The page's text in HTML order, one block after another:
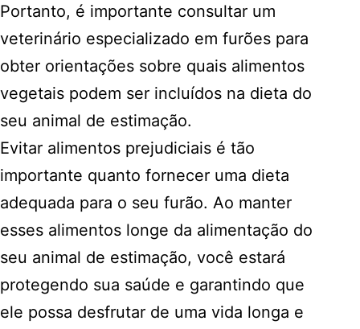
Portanto, é importante consultar um
veterinário especializado em furões para
obter orientações sobre quais alimentos
vegetais podem ser incluídos na dieta do
seu animal de estimação.
Evitar alimentos prejudiciais é tão
importante quanto fornecer uma dieta
adequada para o seu furão. Ao manter
esses alimentos longe da alimentação do
seu animal de estimação, você estará
protegendo sua saúde e garantindo que
ele possa desfrutar de uma vida longa e